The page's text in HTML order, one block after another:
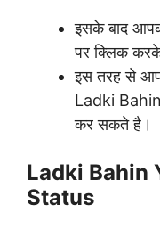
इसके बाद
पर क्लिक
इस तरह से आप
Ladki
कर सकते है।
Ladki Bahin
Status